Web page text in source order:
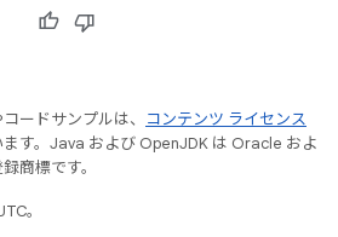
ードサンプルは、
コンテンツ ライセンス
す。Java および OpenJDK は Oracle およ
商標です。
。